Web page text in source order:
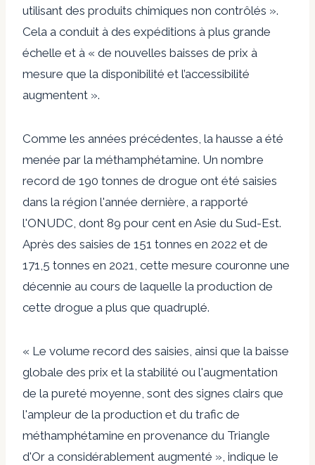
utilisant des produits chimiques non contrôlés ».
Cela a conduit à des expéditions à plus grande
échelle et à « de nouvelles baisses de prix à
mesure que la disponibilité et l’accessibilité
augmentent ».
Comme les années précédentes, la hausse a été
menée par la méthamphétamine. Un nombre
record de 190 tonnes de drogue ont été saisies
dans la région l'année dernière, a rapporté
l'ONUDC, dont 89 pour cent en Asie du Sud-Est.
Après des saisies de 151 tonnes en 2022 et de
171,5 tonnes en 2021, cette mesure couronne une
décennie au cours de laquelle la production de
cette drogue a plus que quadruplé.
« Le volume record des saisies, ainsi que la baisse
globale des prix et la stabilité ou l'augmentation
de la pureté moyenne, sont des signes clairs que
l'ampleur de la production et du trafic de
méthamphétamine en provenance du Triangle
d'Or a considérablement augmenté », indique le